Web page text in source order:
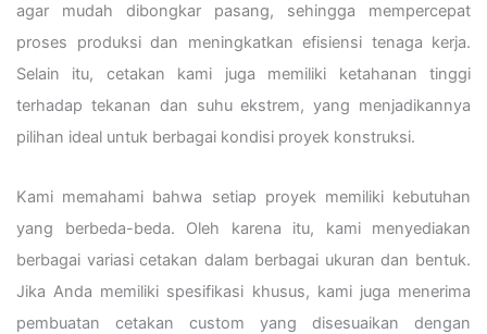
agar mudah dibongkar pasang, sehingga mempercepat
proses produksi dan meningkatkan efisiensi tenaga kerja.
Selain itu, cetakan kami juga memiliki ketahanan tinggi
terhadap tekanan dan suhu ekstrem, yang menjadikannya
pilihan ideal untuk berbagai kondisi proyek konstruksi.
Kami memahami bahwa setiap proyek memiliki kebutuhan
yang berbeda-beda. Oleh karena itu, kami menyediakan
berbagai variasi cetakan dalam berbagai ukuran dan bentuk.
Jika Anda memiliki spesifikasi khusus, kami juga menerima
pembuatan cetakan custom yang disesuaikan dengan